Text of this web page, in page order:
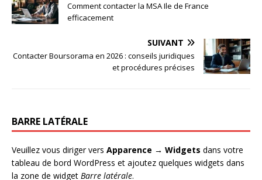
Comment contacter la MSA Ile de France
efficacement
SUIVANT
Contacter Boursorama en 2026 : conseils juridiques
et procédures précises
BARRE LATÉRALE
Veuillez vous diriger vers Apparence → Widgets dans votre
tableau de bord WordPress et ajoutez quelques widgets dans
la zone de widget Barre latérale.